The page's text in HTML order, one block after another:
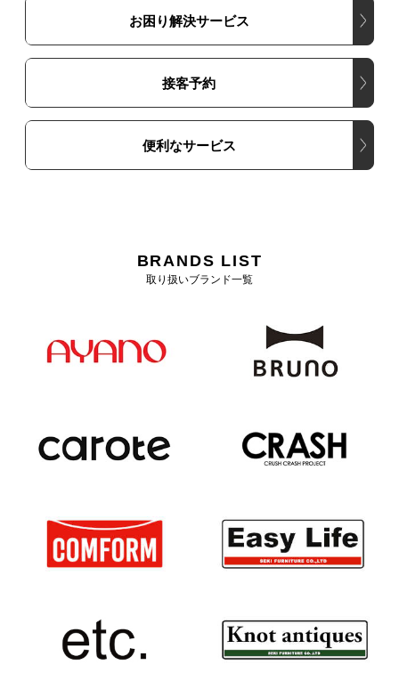
お困り解決サービス
接客予約
便利なサービス
BRANDS LIST
取り扱いブランド一覧